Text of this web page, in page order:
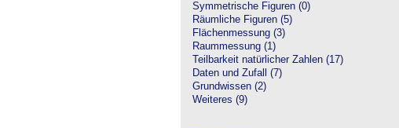
Symmetrische Figuren (0)
Räumliche Figuren (5)
Flächenmessung (3)
Raummessung (1)
Teilbarkeit natürlicher Zahlen (17)
Daten und Zufall (7)
Grundwissen (2)
Weiteres (9)